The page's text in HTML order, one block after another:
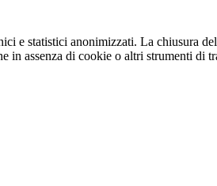
e statistici anonimizzati. La chiusura
in assenza di cookie o altri strumenti di